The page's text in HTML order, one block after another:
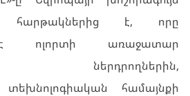
հարթակներից է, որը
է ոլորտի առաջատար
ներդրողներին,
համայնքի